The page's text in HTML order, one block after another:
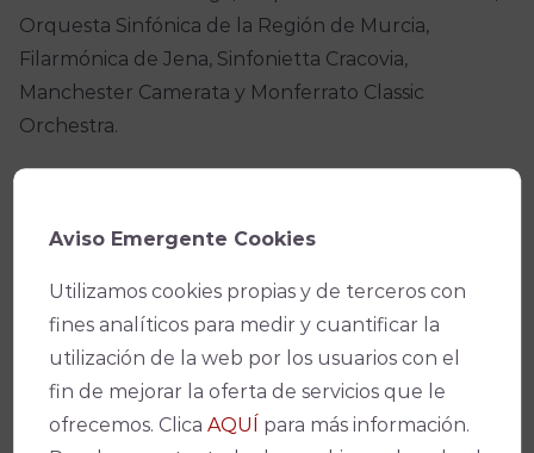
Orquesta Sinfónica de la Región de Murcia,
Filarmónica de Jena, Sinfonietta Cracovia,
Manchester Camerata y Monferrato Classic
Orchestra.
Filarmónica de Holanda, BBC Philharmonic y
Orquesta de la Tonhalle de Zürich como director
asistente y en clases magistrales con directores de la
talla de David Zinman, Manfred Honeck, Juanjo
Mena, Sir Mark Elder, Ivor Bolton y Daniele Gatti.
Esta es la tercera vez que vuelve a la Orquesta de
Aviso Emergente Cookies
Utilizamos cookies propias y de terceros con
fines analíticos para medir y cuantificar la
utilización de la web por los usuarios con el
fin de mejorar la oferta de servicios que le
ofrecemos. ClicaAQUÍ para más información.